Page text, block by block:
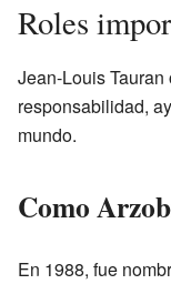
Roles
Jean-Louis
responsabilidad,
mundo.
Como
En 1988, fue